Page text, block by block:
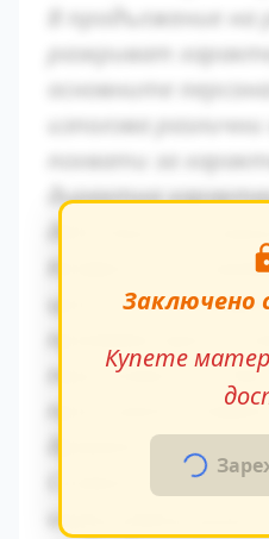
В продължение на
разкриват
основните
използва
похвати за
директна
Конфликтът
ценности и
проявява ярко в
персонажите. Това
противопоставяне
драматично
Символиката в
играе важна роля
Заключено
Купете